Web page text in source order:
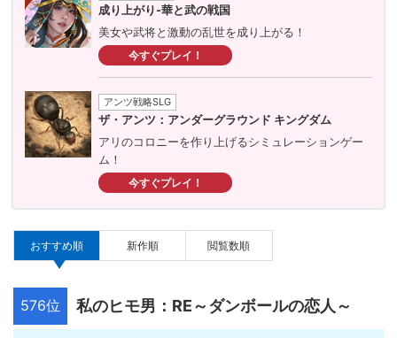
成り上がり-華と武の戦国
美女や武将と激動の乱世を成り上がる！
今すぐプレイ！
アンツ戦略SLG
ザ・アンツ：アンダーグラウンド キングダム
アリのコロニーを作り上げるシミュレーションゲー
ム！
今すぐプレイ！
おすすめ順 新作順 閲覧数順
576位 私のヒモ男：RE～ダンボールの恋人～